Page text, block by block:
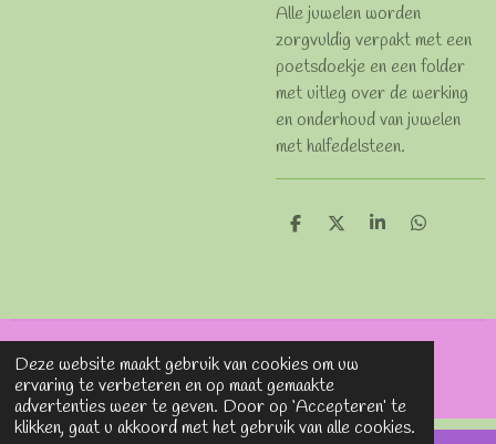
Deze website maakt gebruik van cookies om uw
ervaring te verbeteren en op maat gemaakte
advertenties weer te geven. Door op ‘Accepteren’ te
klikken, gaat u akkoord met het gebruik van alle cookies.
Alle juwelen worden
zorgvuldig verpakt met een
poetsdoekje en een folder
met uitleg over de werking
en onderhoud van juwelen
met halfedelsteen.
D
D
S
D
© 2020 - 2026 Lavieenrosesjewels
Powered byJouwWeb